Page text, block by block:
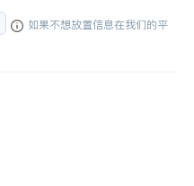
如果不想放置信息在我们的平